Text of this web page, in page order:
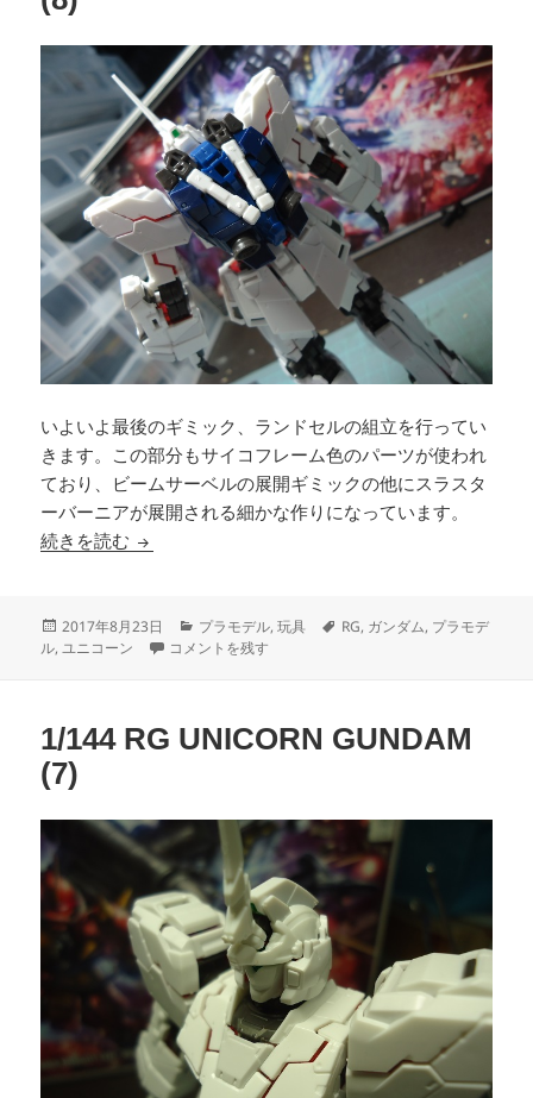
いよいよ最後のギミック、ランドセルの組立を行ってい
きます。この部分もサイコフレーム色のパーツが使われ
ており、ビームサーベルの展開ギミックの他にスラスタ
ーバーニアが展開される細かな作りになっています。
続きを読む 1/144 RG UNICORN GUNDAM (8)
投
稿
2017年8月23日
カ
テ
プラモデル,玩具
タ
RG, ガンダム, プラモデ
ル,ユニコーン 1/144 RG UNICORN GUNDAM (8) に
コメントを残す
1/144 RG UNICORN GUNDAM
(7)